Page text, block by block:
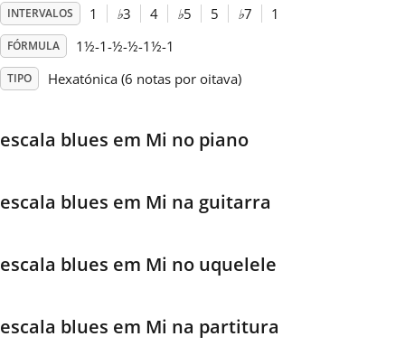
Español
日本語
INTERVALOS 1 ♭3 4 ♭5 5 ♭7 1
FÓRMULA 1½-1-½-½-1½-1
TIPO Hexatónica (6 notas por oitava)
escala blues em Mi no piano
escala blues em Mi na guitarra
escala blues em Mi no uquelele
escala blues em Mi na partitura